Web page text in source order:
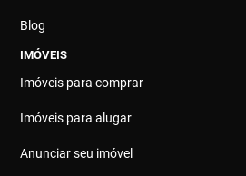
Blog
IMÓVEIS
Imóveis para comprar
Imóveis para alugar
Anunciar seu imóvel